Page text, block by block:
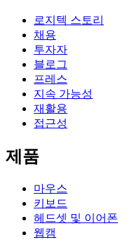
로지텍 스토리
채용
투자자
블로그
프레스
지속 가능성
재활용
접근성
제품
마우스
키보드
헤드셋 및 이어폰
웹캠